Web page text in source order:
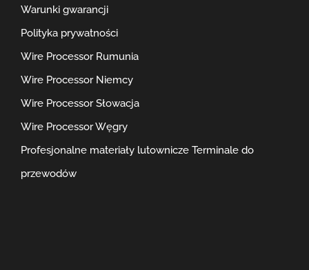
Warunki gwarancji
Polityka prywatności
Wire Processor Rumunia
Wire Processor Niemcy
Wire Processor Słowacja
Wire Processor Węgry
Profesjonalne materiały lutownicze Terminale do
przewodów